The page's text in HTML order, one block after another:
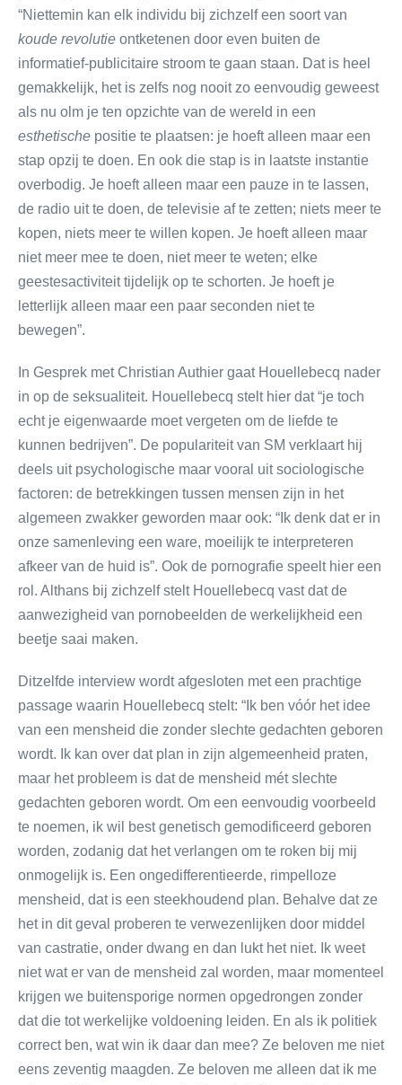
“Niettemin kan elk individu bij zichzelf een soort van
koude revolutie ontketenen door even buiten de
informatief-publicitaire stroom te gaan staan. Dat is heel
gemakkelijk, het is zelfs nog nooit zo eenvoudig geweest
als nu olm je ten opzichte van de wereld in een
esthetische positie te plaatsen: je hoeft alleen maar een
stap opzij te doen. En ook die stap is in laatste instantie
overbodig. Je hoeft alleen maar een pauze in te lassen,
de radio uit te doen, de televisie af te zetten; niets meer te
kopen, niets meer te willen kopen. Je hoeft alleen maar
niet meer mee te doen, niet meer te weten; elke
geestesactiviteit tijdelijk op te schorten. Je hoeft je
letterlijk alleen maar een paar seconden niet te
bewegen”.
In Gesprek met Christian Authier gaat Houellebecq nader
in op de seksualiteit. Houellebecq stelt hier dat “je toch
echt je eigenwaarde moet vergeten om de liefde te
kunnen bedrijven”. De populariteit van SM verklaart hij
deels uit psychologische maar vooral uit sociologische
factoren: de betrekkingen tussen mensen zijn in het
algemeen zwakker geworden maar ook: “Ik denk dat er in
onze samenleving een ware, moeilijk te interpreteren
afkeer van de huid is”. Ook de pornografie speelt hier een
rol. Althans bij zichzelf stelt Houellebecq vast dat de
aanwezigheid van pornobeelden de werkelijkheid een
beetje saai maken.
Ditzelfde interview wordt afgesloten met een prachtige
passage waarin Houellebecq stelt: “Ik ben vóór het idee
van een mensheid die zonder slechte gedachten geboren
wordt. Ik kan over dat plan in zijn algemeenheid praten,
maar het probleem is dat de mensheid mét slechte
gedachten geboren wordt. Om een eenvoudig voorbeeld
te noemen, ik wil best genetisch gemodificeerd geboren
worden, zodanig dat het verlangen om te roken bij mij
onmogelijk is. Een ongedifferentieerde, rimpelloze
mensheid, dat is een steekhoudend plan. Behalve dat ze
het in dit geval proberen te verwezenlijken door middel
van castratie, onder dwang en dan lukt het niet. Ik weet
niet wat er van de mensheid zal worden, maar momenteel
krijgen we buitensporige normen opgedrongen zonder
dat die tot werkelijke voldoening leiden. En als ik politiek
correct ben, wat win ik daar dan mee? Ze beloven me niet
eens zeventig maagden. Ze beloven me alleen dat ik me